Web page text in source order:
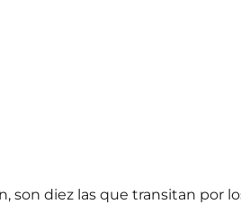
son diez las que transitan por